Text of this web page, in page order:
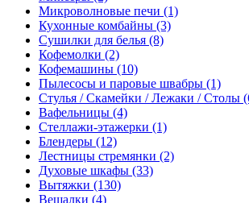
Микроволновые печи (1)
Кухонные комбайны (3)
Сушилки для белья (8)
Кофемолки (2)
Кофемашины (10)
Пылесосы и паровые швабры (1)
Стулья / Скамейки / Лежаки / Столы
Вафельницы (4)
Стеллажи-этажерки (1)
Блендеры (12)
Лестницы стремянки (2)
Духовые шкафы (33)
Вытяжки (130)
Вешалки (4)